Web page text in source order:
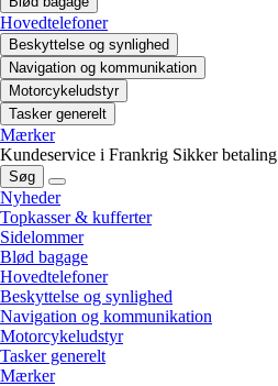
Hovedtelefoner
Beskyttelse og synlighed
Navigation og kommunikation
Motorcykeludstyr
Tasker generelt
Mærker
Kundeservice i Frankrig Sikker betaling
Søg
Nyheder
Topkasser & kufferter
Sidelommer
Blød bagage
Hovedtelefoner
Beskyttelse og synlighed
Navigation og kommunikation
Motorcykeludstyr
Tasker generelt
Mærker